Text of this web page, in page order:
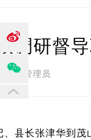
调研督
禄劝县管理员 发
、县长张津华到